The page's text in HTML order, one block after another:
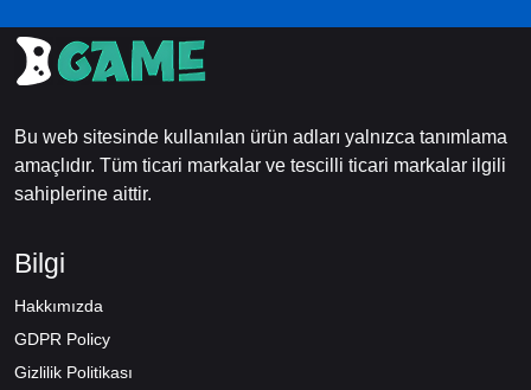
Bu web sitesinde kullanılan ürün adları yalnızca tanımlama
amaçlıdır. Tüm ticari markalar ve tescilli ticari markalar ilgili
sahiplerine aittir.
Bilgi
Hakkımızda
GDPR Policy
Gizlilik Politikası